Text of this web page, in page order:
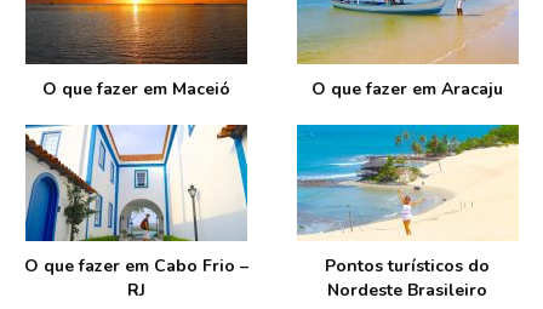
O que fazer em Maceió O que fazer em Aracaju
O que fazer em Cabo Frio –
RJ
Pontos turísticos do
Nordeste Brasileiro